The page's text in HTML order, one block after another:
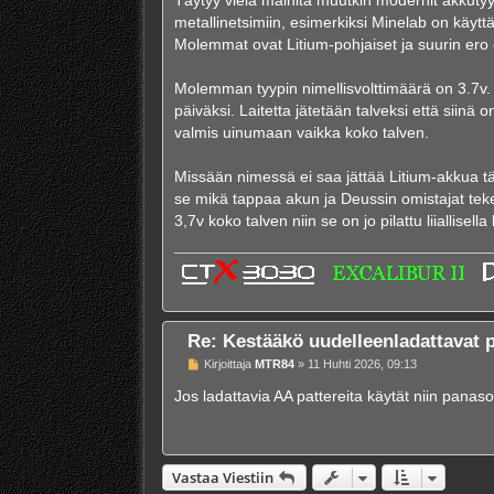
s
t
metallinetsimiin, esimerkiksi Minelab on
Molemmat ovat Litium-pohjaiset ja suurin
Molemman tyypin nimellisvolttimäärä on
päiväksi. Laitetta jätetään talveksi että siinä
valmis uinumaan vaikka koko talven.
Missään nimessä ei saa jättää Litium-akkua
se mikä tappaa akun ja Deussin omistajat
3,7v koko talven niin se on jo pilattu
Re: Kestääkö uudelleenladattavat
V
e
s
KirjoittajaMTR84 » 11 Huhti 2026, 09:13
Jos ladattavia AA pattereita käytät niin
Vastaa Viestiin